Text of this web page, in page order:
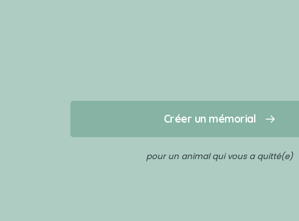
Créer un mémorial
pour un animal qui vous a quitté(e)